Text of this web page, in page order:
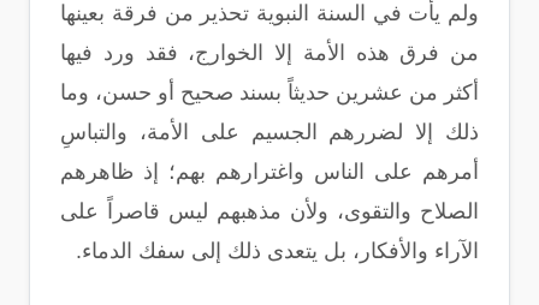
ولم يأت في السنة النبوية تحذير من فرقة بعينها
من فرق هذه الأمة إلا الخوارج، فقد ورد فيها
أكثر من عشرين حديثاً بسند صحيح أو حسن، وما
ذلك إلا لضررهم الجسيم على الأمة، والتباسِ
أمرهم على الناس واغترارهم بهم؛ إذ ظاهرهم
الصلاح والتقوى، ولأن مذهبهم ليس قاصراً على
الآراء والأفكار، بل يتعدى ذلك إلى سفك الدماء.